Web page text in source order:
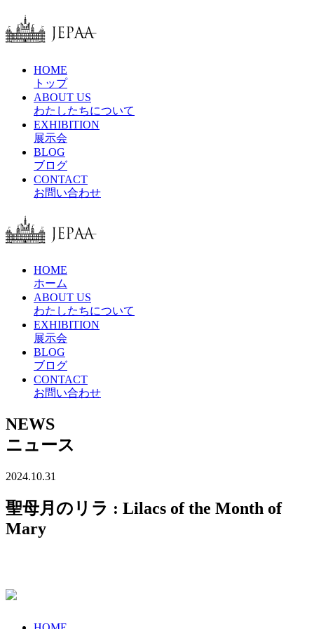
HOME
トップ
ABOUT US
わたしたちについて
EXHIBITION
展示会
BLOG
ブログ
CONTACT
お問い合わせ
HOME
ホーム
ABOUT US
わたしたちについて
EXHIBITION
展示会
BLOG
ブログ
CONTACT
お問い合わせ
NEWS
ニュース
2024.10.31
聖母月のリラ : Lilacs of the Month of
Mary